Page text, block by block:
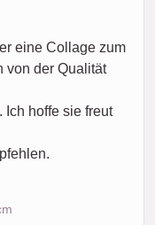
eine Collage zum
von der Qualität
Ich hoffe sie freut